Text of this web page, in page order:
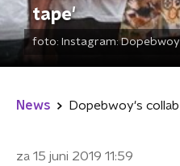
tape'
foto: Instagram: Dopebwoy
News
za 15 juni 2019 11:59